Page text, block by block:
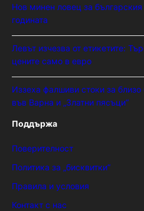
Нов минен ловец за
годината
Левът изчезва от етикетите:
цените само в евро
Иззеха фалшиви стоки за
във Варна и „Златни пясъци“
Поддържа
Поверителност
Политика за „бисквитки“
Правила и условия
Контакт с нас